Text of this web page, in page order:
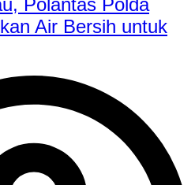
Air Bersih untuk